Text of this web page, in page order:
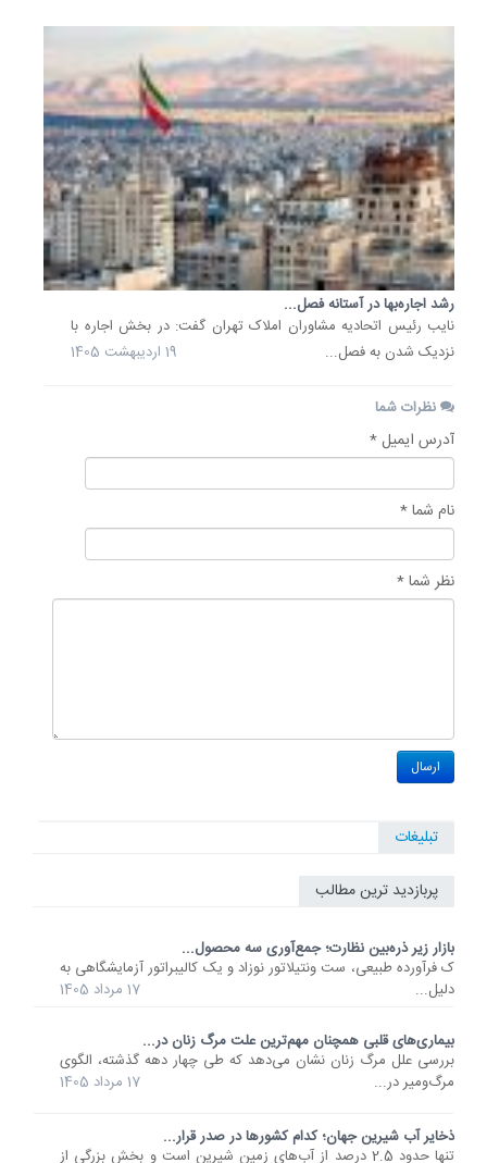
رشد اجاره‌بها در آستانه فصل...
نایب رئیس اتحادیه مشاوران املاک تهران گفت: در بخش اجاره با
نزدیک شدن به فصل...
19 اردیبهشت 1405
نظرات شما
آدرس ایمیل *
نام شما *
نظر شما *
تبلیغات
پربازدید ترین مطالب
بازار زیر ذره‌بین نظارت؛ جمع‌آوری سه محصول...
ک فرآورده طبیعی، ست ونتیلاتور نوزاد و یک کالیبراتور آزمایشگاهی به
دلیل...
17 مرداد 1405
بیماری‌های قلبی همچنان مهم‌ترین علت مرگ زنان در...
بررسی علل مرگ زنان نشان می‌دهد که طی چهار دهه گذشته، الگوی
مرگ‌ومیر در...
17 مرداد 1405
ذخایر آب شیرین جهان؛ کدام کشورها در صدر قرار...
تنها حدود 2.5 درصد از آب‌های زمین شیرین است و بخش بزرگی از